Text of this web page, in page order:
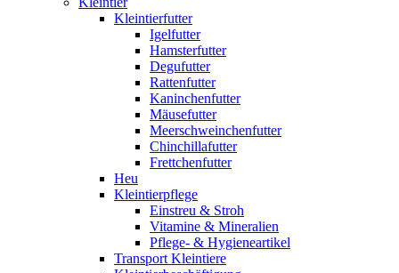
Kleintierfutter
Igelfutter
Hamsterfutter
Degufutter
Rattenfutter
Kaninchenfutter
Mäusefutter
Meerschweinchenfutter
Chinchillafutter
Frettchenfutter
Heu
Kleintierpflege
Einstreu & Stroh
Vitamine & Mineralien
Pflege- & Hygieneartikel
Transport Kleintiere